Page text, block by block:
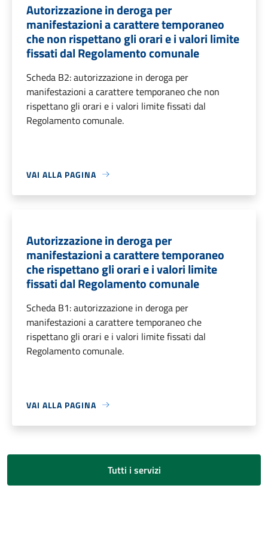
Autorizzazione in deroga per
manifestazioni a carattere temporaneo
che non rispettano gli orari e i valori limite
fissati dal Regolamento comunale
Scheda B2: autorizzazione in deroga per
manifestazioni a carattere temporaneo che non
rispettano gli orari e i valori limite fissati dal
Regolamento comunale.
VAI ALLA PAGINA
Autorizzazione in deroga per
manifestazioni a carattere temporaneo
che rispettano gli orari e i valori limite
fissati dal Regolamento comunale
Scheda B1: autorizzazione in deroga per
manifestazioni a carattere temporaneo che
rispettano gli orari e i valori limite fissati dal
Regolamento comunale.
VAI ALLA PAGINA
Tutti i servizi